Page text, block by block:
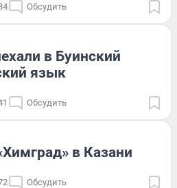
Обсудить
в Буинский
язык
Обсудить
в Казани
Обсудить